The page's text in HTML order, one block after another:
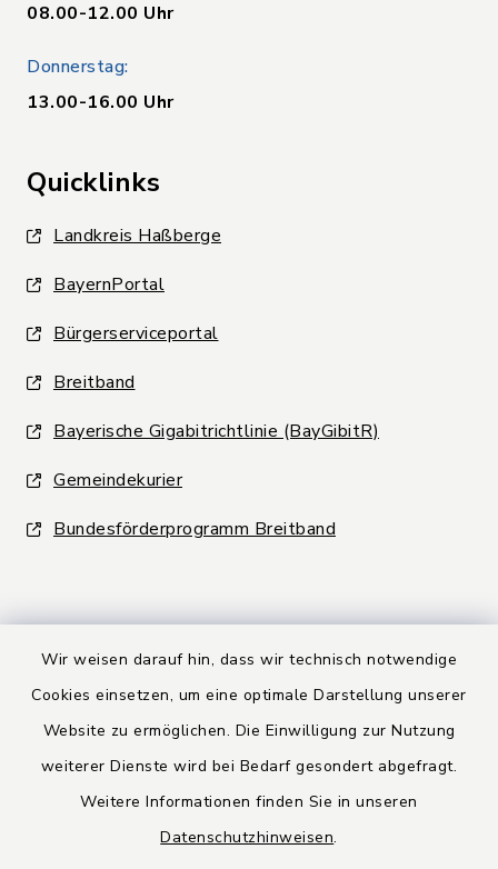
Wir weisen darauf hin, dass wir technisch notwendige
Cookies einsetzen, um eine optimale Darstellung unserer
Website zu ermöglichen. Die Einwilligung zur Nutzung
weiterer Dienste wird bei Bedarf gesondert abgefragt.
Weitere Informationen finden Sie in unseren
Datenschutzhinweisen.
08.00-12.00 Uhr
Donnerstag:
13.00-16.00 Uhr
Quicklinks
Landkreis Haßberge
BayernPortal
Bürgerserviceportal
Breitband
Bayerische Gigabitrichtlinie (BayGibitR)
Gemeindekurier
Bundesförderprogramm Breitband
Kontakt
Datenschutz